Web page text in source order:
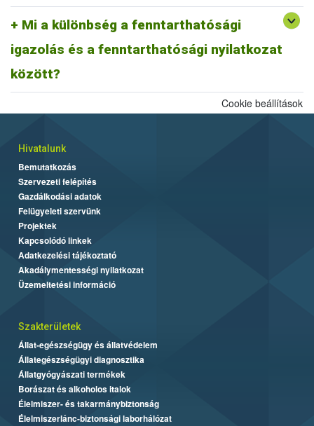
Mi a különbség a fenntarthatósági
igazolás és a fenntarthatósági nyilatkozat
között?
A fentiek alapján fenntarthatósági nyilatkozatnak minősül a
biomassza igazolás is, ahogyan egy ISCC farm nyilatkozat is,
más tagállami fenntarthatósági rendszer szerinti fenntarthatósági
dokumentum is.
Cookie beállítások
Hivatalunk
Bemutatkozás
Szervezeti felépítés
Gazdálkodási adatok
Felügyeleti szervünk
Projektek
Kapcsolódó linkek
Adatkezelési tájékoztató
Akadálymentességi nyilatkozat
Üzemeltetési információ
Szakterületek
Állat-egészségügy és állatvédelem
Állategészségügyi diagnosztika
Állatgyógyászati termékek
Borászat és alkoholos italok
Élelmiszer- és takarmánybiztonság
Élelmiszerlánc-biztonsági laborhálózat